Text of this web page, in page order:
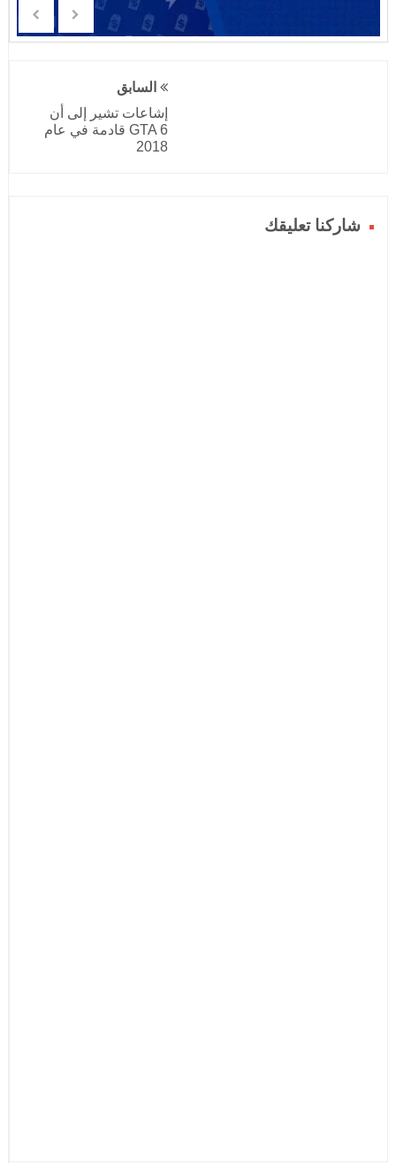
السابق
إشاعات تشير إلى أن
GTA 6 قادمة في عام
2018
شاركنا تعليقك